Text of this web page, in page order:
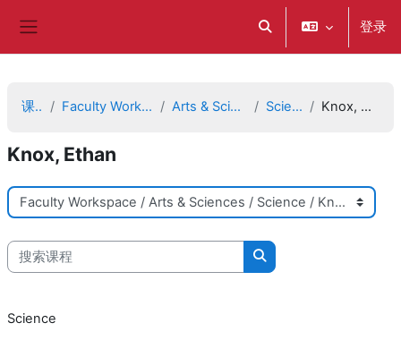
切换搜索输入 登录
课程 Faculty Workspace Arts & Sciences Science Knox, Ethan
Knox, Ethan
课程类别
搜索课程
搜索课程
Science